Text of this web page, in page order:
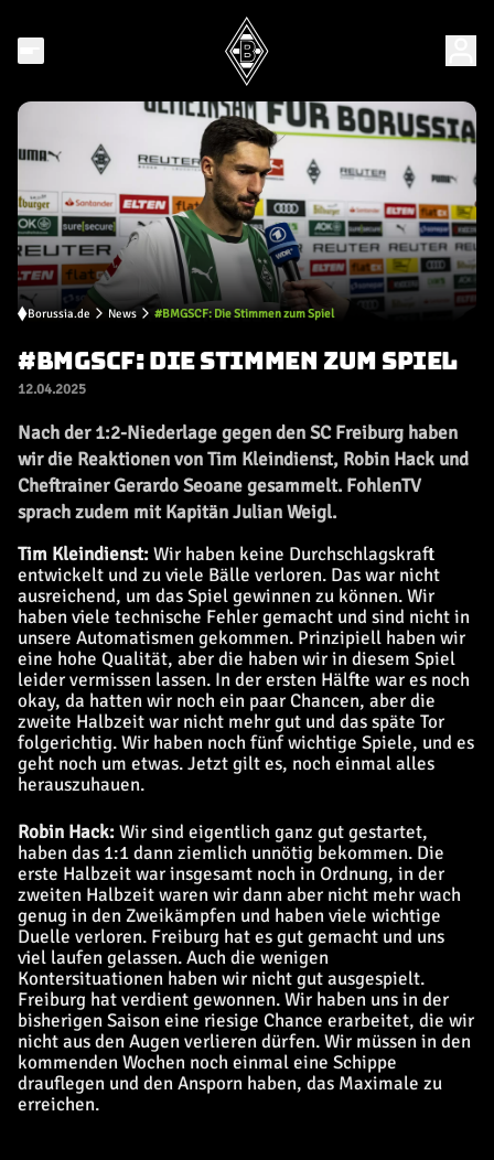
Borussia.de News #BMGSCF: Die Stimmen zum Spiel
#BMGSCF: DIE STIMMEN ZUM SPIEL
12.04.2025
Nach der 1:2-Niederlage gegen den SC Freiburg haben
wir die Reaktionen von Tim Kleindienst, Robin Hack und
Cheftrainer Gerardo Seoane gesammelt. FohlenTV
sprach zudem mit Kapitän Julian Weigl.
Tim Kleindienst:Wir haben keine Durchschlagskraft
entwickelt und zu viele Bälle verloren. Das war nicht
ausreichend, um das Spiel gewinnen zu können. Wir
haben viele technische Fehler gemacht und sind nicht in
unsere Automatismen gekommen. Prinzipiell haben wir
eine hohe Qualität, aber die haben wir in diesem Spiel
leider vermissen lassen. In der ersten Hälfte war es noch
okay, da hatten wir noch ein paar Chancen, aber die
zweite Halbzeit war nicht mehr gut und das späte Tor
folgerichtig. Wir haben noch fünf wichtige Spiele, und es
geht noch um etwas. Jetzt gilt es, noch einmal alles
herauszuhauen.
Robin Hack:Wir sind eigentlich ganz gut gestartet,
haben das 1:1 dann ziemlich unnötig bekommen. Die
erste Halbzeit war insgesamt noch in Ordnung, in der
zweiten Halbzeit waren wir dann aber nicht mehr wach
genug in den Zweikämpfen und haben viele wichtige
Duelle verloren. Freiburg hat es gut gemacht und uns
viel laufen gelassen. Auch die wenigen
Kontersituationen haben wir nicht gut ausgespielt.
Freiburg hat verdient gewonnen. Wir haben uns in der
bisherigen Saison eine riesige Chance erarbeitet, die wir
nicht aus den Augen verlieren dürfen. Wir müssen in den
kommenden Wochen noch einmal eine Schippe
drauflegen und den Ansporn haben, das Maximale zu
erreichen.